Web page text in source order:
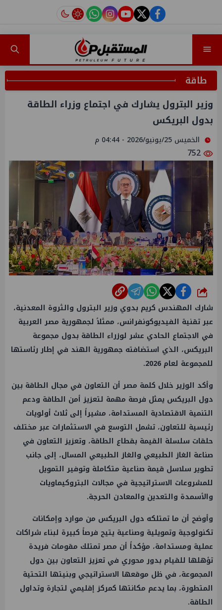
facebook
twitter
youtube
instagram
tiktok
طاقة
وزير البترول يشارك في اجتماع وزراء الطاقة
بدول البريكس
الخميس 25/يونيو/2026 - 04:44 م
شارك
شارك المهندس كريم بدوي وزير البترول والثروة المعدنية،
عبر تقنية الفيديوكونفرانس، ممثلاً لجمهورية مصر العربية
في الاجتماع الحادي عشر لوزراء الطاقة بدول مجموعة
البريكس، الذي استضافته جمهورية الهند في إطار رئاستها
للمجموعة لعام 2026.
وأكد الوزير خلال كلمة مصر أن التعاون في مجال الطاقة بين
دول البريكس يمثل فرصة مهمة لتعزيز أمن الطاقة ودعم
التنمية الاقتصادية المستدامة، مشيراً إلى ثلاث أولويات
رئيسية للتعاون، تشمل التوسع في الاستثمارات عبر مختلف
حلقات سلسلة القيمة بقطاع الطاقة، وتعزيز التعاون في
صناعة الغاز الطبيعي والغاز الطبيعي المسال، إلى جانب
تطوير سلاسل قيمة صناعية متكاملة وتوفير التمويل
للمشروعات الاستراتيجية في مجالات البتروكيماويات
والأسمدة والتعدين والمعادن الحرجة.
وأوضح أن ما تمتلكه دول البريكس من موارد وإمكانات
تكنولوجية وتمويلية وصناعية يتيح فرصاً كبيرة لبناء شراكات
عملية ومستدامة، مؤكداً أن مصر تمتلك مقومات فريدة
تؤهلها للقيام بدور محوري في تعزيز التعاون بين دول
المجموعة، في ظل موقعها الاستراتيجي وبنيتها التحتية
المتطورة، بما يدعم مكانتها كمركز إقليمي لتجارة وتداول
الطاقة.